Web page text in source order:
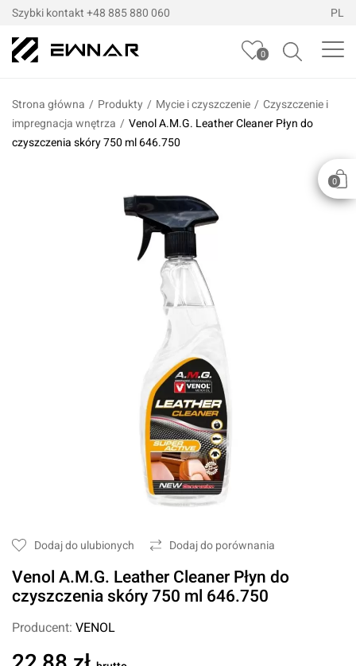
Szybki kontakt +48 885 880 060 PL
0
0
Strona główna / Produkty / Mycie i czyszczenie / Czyszczenie i
impregnacja wnętrza / Venol A.M.G. Leather Cleaner Płyn do
czyszczenia skóry 750 ml 646.750
Dodaj do ulubionych Dodaj do porównania
Venol A.M.G. Leather Cleaner Płyn do
czyszczenia skóry 750 ml 646.750
Producent: VENOL